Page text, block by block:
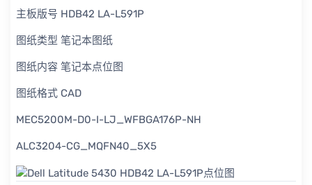
主板版号 HDB42 LA-L591P
图纸类型 笔记本图纸
图纸内容 笔记本点位图
图纸格式 CAD
MEC5200M-D0-I-LJ_WFBGA176P-NH
ALC3204-CG_MQFN40_5X5